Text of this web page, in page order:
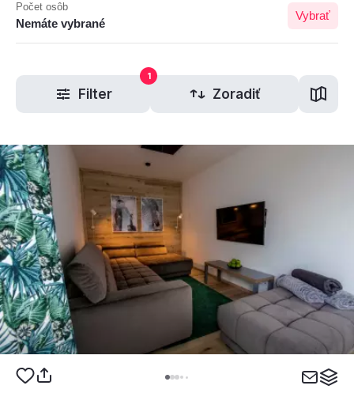
Počet osôb
Nemáte vybrané
Vybrať
Filter
1
Zoradiť